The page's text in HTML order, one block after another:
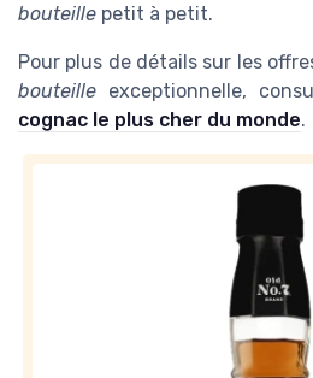
bouteille petit à petit.
Pour plus de détails sur les
bouteille exceptionnelle,
cognac le plus cher du monde.